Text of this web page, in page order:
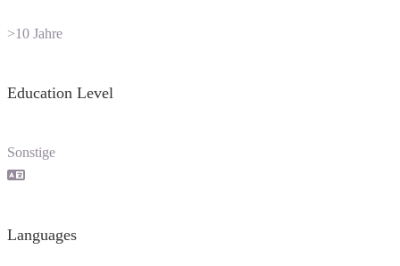
>10 Jahre
Education Level
Sonstige
Languages